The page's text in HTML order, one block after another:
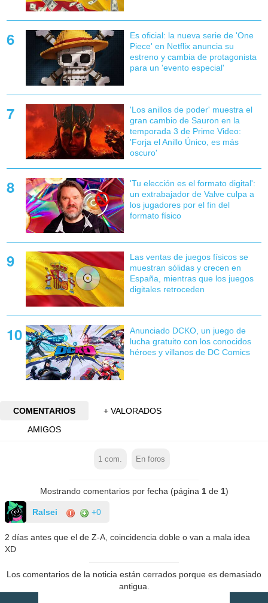
Es oficial: la nueva serie de 'One
Piece' en Netflix anuncia su
estreno y cambia de protagonista
para un 'evento especial'
'Los anillos de poder' muestra el
gran cambio de Sauron en la
temporada 3 de Prime Video:
'Forja el Anillo Único, es más
oscuro'
'Tu elección es el formato digital':
un extrabajador de Valve culpa a
los jugadores por el fin del
formato físico
Las ventas de juegos físicos se
muestran sólidas y crecen en
España, mientras que los juegos
digitales retroceden
Anunciado DCKO, un juego de
lucha gratuito con los conocidos
héroes y villanos de DC Comics
COMENTARIOS
+ VALORADOS
AMIGOS
1 com. En foros
Mostrando comentarios por fecha (página 1de 1)
Ralsei +0
2 días antes que el de Z-A, coincidencia doble o van a mala idea
XD
Los comentarios de la noticia están cerrados porque es demasiado
antigua.